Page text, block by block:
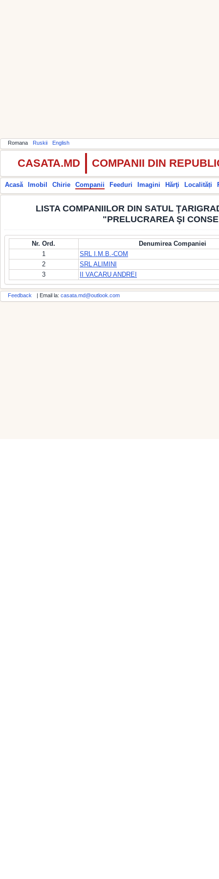
Romana Ruskii English
CASATA.MD COMPANII DIN
Acasă Imobil Chirie Companii Feeduri Imagini Hărţi Localități
LISTA COMPANIILOR DIN SATUL
"PRELUCRAREA ŞI
Nr. Ord.
Denumirea Companiei
1
SRL I.M.B.-COM
2
SRL ALIMINI
3
II VACARU ANDREI
Feedback | Email la: casata.md@outlook.com